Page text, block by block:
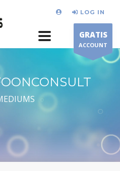
LOG IN
GRATIS
ACCOUNT